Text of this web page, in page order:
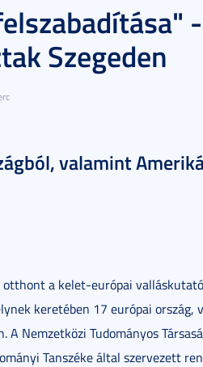
Szegeden
valamint
a kelet-európai
keretében 17 európai
A Nemzetközi Tudományos
Tanszéke által szervezett